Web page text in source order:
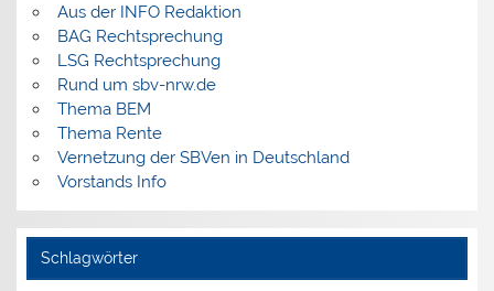
Aus der INFO Redaktion
BAG Rechtsprechung
LSG Rechtsprechung
Rund um sbv-nrw.de
Thema BEM
Thema Rente
Vernetzung der SBVen in Deutschland
Vorstands Info
Schlagwörter